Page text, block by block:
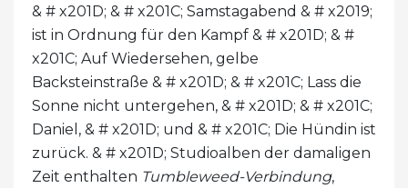
& # x201D; & # x201C; Samstagabend & # x2019;
ist in Ordnung für den Kampf & # x201D; & #
x201C; Auf Wiedersehen, gelbe
Backsteinstraße & # x201D; & # x201C; Lass die
Sonne nicht untergehen, & # x201D; & # x201C;
Daniel, & # x201D; und & # x201C; Die Hündin ist
zurück. & # x201D; Studioalben der damaligen
Zeit enthalten Tumbleweed-Verbindung,